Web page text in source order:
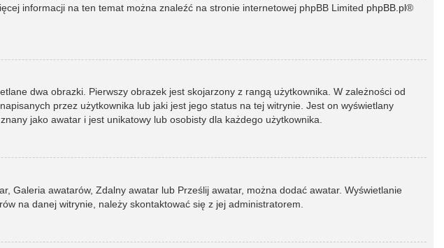
informacji na ten temat można znaleźć na stronie internetowej phpBB Limited phpBB.pl®
dwa obrazki. Pierwszy obrazek jest skojarzony z rangą użytkownika. W zależności od
przez użytkownika lub jaki jest jego status na tej witrynie. Jest on wyświetlany
jako awatar i jest unikatowy lub osobisty dla każdego użytkownika.
Galeria awatarów, Zdalny awatar lub Prześlij awatar, można dodać awatar. Wyświetlanie
na danej witrynie, należy skontaktować się z jej administratorem.